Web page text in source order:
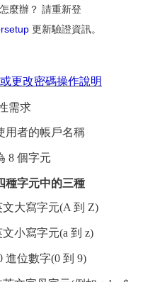
麼辦？ 請重新登
更新驗證資訊。
更改密碼操作說明
需求
用者的帳戶名稱
8 個字元
種字元中的三種
文大寫字元(A 到 Z)
文小寫字元(a 到 z)
進位數字(0 到 9)